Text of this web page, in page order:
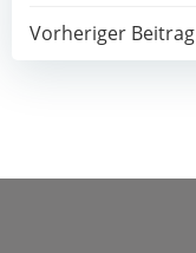
Post
Vorheriger Beitrag